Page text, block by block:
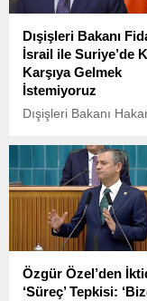
Dışişleri Bakanı
İsrail ile Suriye’de
Karşıya Gelmek
İstemiyoruz
Dışişleri Bakanı
Suriye’de karşı
gelmek istemediğini
Özgür Özel’den
‘Süreç’ Tepkisi: